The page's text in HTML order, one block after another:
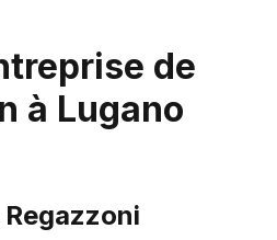
de
à Lugano
Regazzoni